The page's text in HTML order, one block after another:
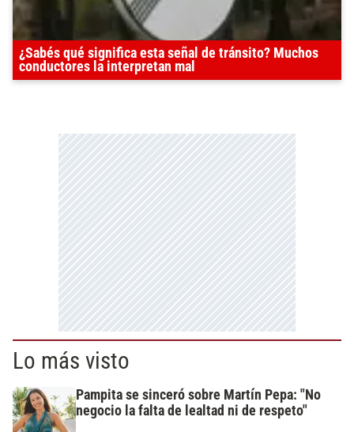
¿Sabés qué significa esta señal de tránsito? Muchos
conductores la interpretan mal
Lo más visto
Pampita se sinceró sobre Martín Pepa: "No
negocio la falta de lealtad ni de respeto"